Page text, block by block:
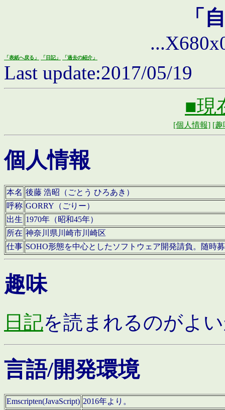
「
「表紙へ戻る」 「日記」 「過去の紹介」
Last update:2017/05/19
■現
[個人情報] [趣
個人情報
本名 後藤 浩昭（ごとう ひろあき）
呼称 GORRY（ごりー）
出生 1970年（昭和45年）
所在 神奈川県川崎市川崎区
仕事 SOHO形態を中心としたソフトウェア開発請負。随時
趣味
日記を読まれるのがよ
言語/開発環境
Emscripten(JavaScript) 2016年より。